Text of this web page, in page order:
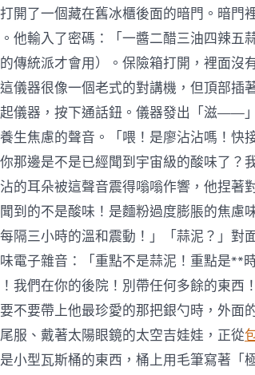
開了一個藏在舊冰櫃後面的暗門。暗門
他輸入了密碼：「一醬二醋三油四辣五
傳統派才會用）。保險箱打開，裡面沒
儀器很像一個老式的對講機，但頂部插
儀器，按下通話鈕。儀器發出「滋——
生焦慮的聲音。「喂！是廖沾沾嗎！快
那邊是不是已經聞到宇宙級的酸味了？
的耳朵被這聲音震得嗡嗡作響，他捏著
到的不是酸味！是麵粉過度膨脹的焦慮
隔三小時的溫和震動！」「蒜泥？」對
電子雜音：「重點不是蒜泥！重點是**
我們在你的後院！別帶任何多餘的東西
不要帶上他最珍愛的那把銀勺時，外面
服、戴著太陽眼鏡的太空吉娃娃，正從
小型瓦斯桶的東西，桶上用毛筆寫著「